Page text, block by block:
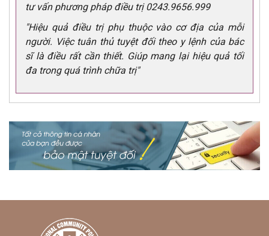
tư vấn phương pháp điều trị 0243.9656.999
"Hiệu quả điều trị phụ thuộc vào cơ địa của mỗi
người. Việc tuân thủ tuyệt đối theo y lệnh của bác
sĩ là điều rất cần thiết. Giúp mang lại hiệu quả tối
đa trong quá trình chữa trị"